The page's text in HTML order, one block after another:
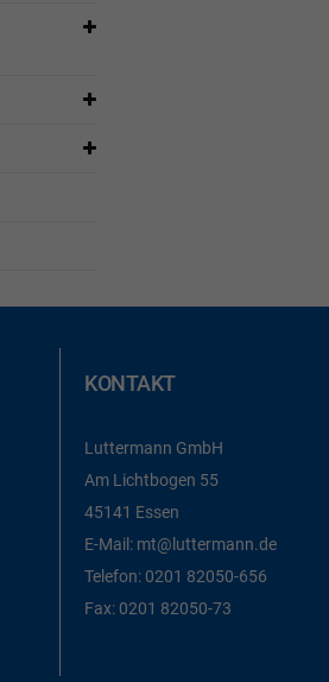
KONTAKT
Luttermann GmbH
Am Lichtbogen 55
45141 Essen
E-Mail: mt@luttermann.de
Telefon: 0201 82050-656
Fax: 0201 82050-73